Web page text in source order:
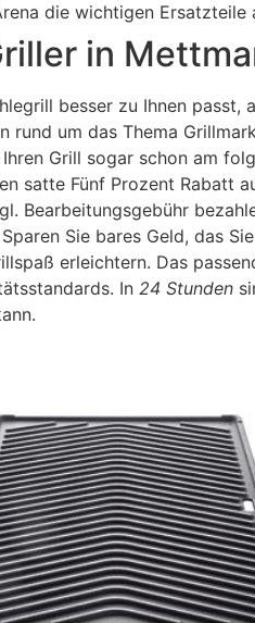
die wichtigen Ersatzteile
in
besser zu Ihnen
um das Thema
Grill sogar schon am
satte Fünf Prozent Rabatt
Bearbeitungsgebühr
Sie bares Geld, das
erleichtern. Das
In 24 Stunden